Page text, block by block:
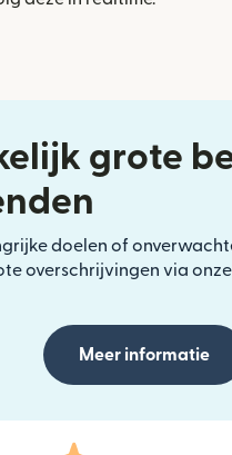
grote
doelen of
overschrijvingen via
Meer informatie